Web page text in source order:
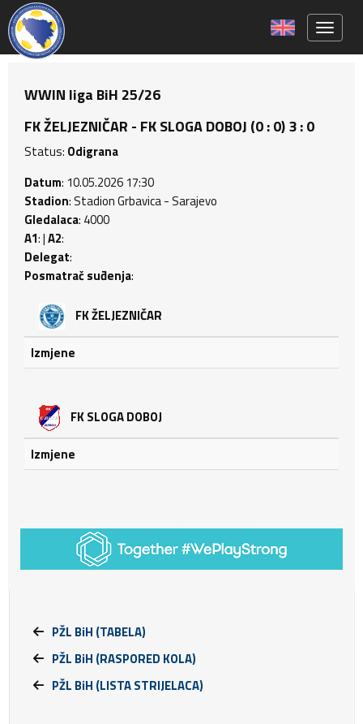
WWIN liga BiH 25/26
FK ŽELJEZNIČAR - FK SLOGA DOBOJ (0 : 0) 3 : 0
Status: Odigrana
Datum: 10.05.2026 17:30
Stadion: Stadion Grbavica - Sarajevo
Gledalaca: 4000
A1: |A2:
Delegat:
Posmatrač suđenja:
FK ŽELJEZNIČAR
Izmjene
FK SLOGA DOBOJ
Izmjene
PŽL BiH (TABELA)
PŽL BiH (RASPORED KOLA)
PŽL BiH (LISTA STRIJELACA)